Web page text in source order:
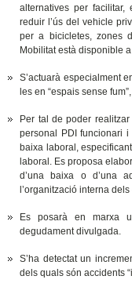
alternatives per facilitar,
reduir l’ús del vehicle
per a bicicletes, zones
Mobilitat està disponible
S’actuarà especialment
les en “espais sense
Per tal de poder
personal PDI funcionari
baixa laboral,
laboral. Es proposa
d’una baixa o d’una
l’organització interna
Es posarà en marxa
degudament divulgada.
S’ha detectat un
dels quals són accidents